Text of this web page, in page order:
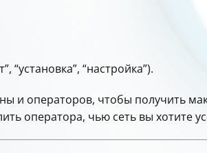
“установка”, “настройка”).
и операторов, чтобы получить
оператора, чью сеть вы хотите